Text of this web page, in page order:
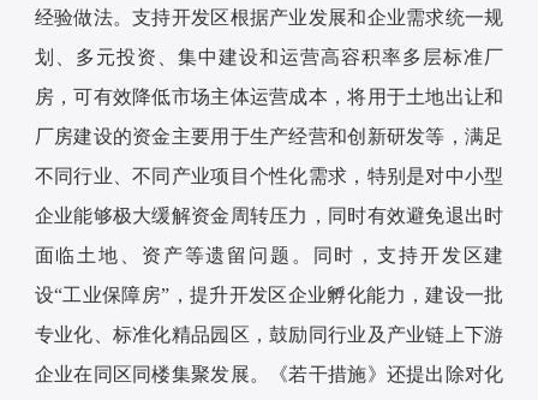
经验做法。支持开发区根据产业发展和企业需求统一规
划、多元投资、集中建设和运营高容积率多层标准厂
房，可有效降低市场主体运营成本，将用于土地出让和
厂房建设的资金主要用于生产经营和创新研发等，满足
不同行业、不同产业项目个性化需求，特别是对中小型
企业能够极大缓解资金周转压力，同时有效避免退出时
面临土地、资产等遗留问题。同时，支持开发区建
设“工业保障房”，提升开发区企业孵化能力，建设一批
专业化、标准化精品园区，鼓励同行业及产业链上下游
企业在同区同楼集聚发展。《若干措施》还提出除对化